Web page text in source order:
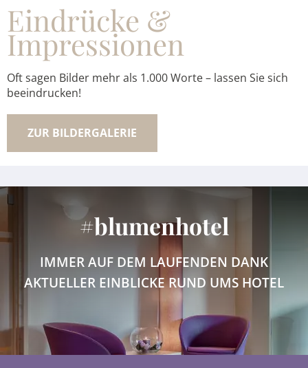
Eindrücke &
Impressionen
Oft sagen Bilder mehr als 1.000 Worte – lassen Sie sich
beeindrucken!
ZUR BILDERGALERIE
#blumenhotel
IMMER AUF DEM LAUFENDEN DANK
AKTUELLER EINBLICKE RUND UMS HOTEL